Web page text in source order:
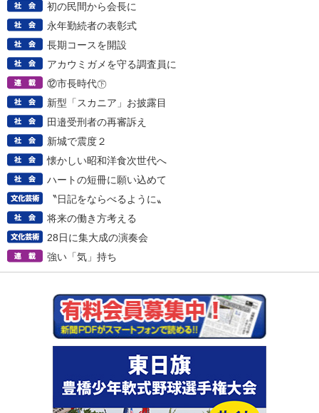
初の民間から会長に
永年勤続者の表彰式
長期コースを開設
アカウミガメを守る調査員に
⑫市長時代㊦
新型「スカニア」お披露目
田邉受刑者の再審訴え
新城で震度２
懐かしい昭和洋食次世代へ
ハートの短冊に願い込めて
〝日記をならべるように〟
将来の働き方考える
28日に集大成の演奏会
強い「気」持ち